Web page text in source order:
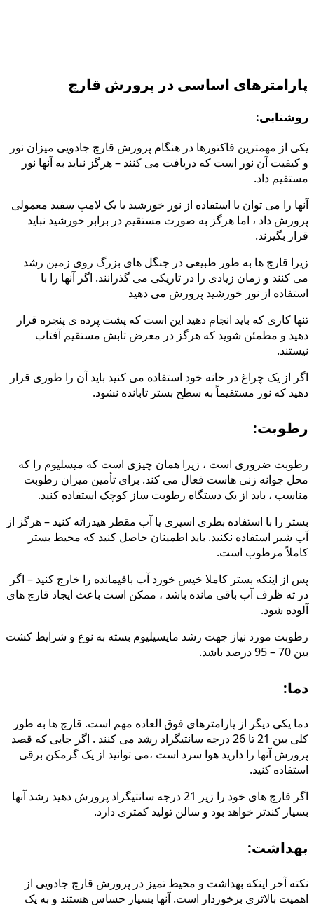
پارامترهای اساسی در پرورش قارچ
روشنایی:
یکی از مهمترین فاکتورها در هنگام پرورش قارچ جادویی میزان نور
و کیفیت آن نور است که دریافت می کنند – هرگز نباید به آنها نور
مستقیم داد.
آنها را می توان با استفاده از نور خورشید یا یک لامپ سفید معمولی
پرورش داد ، اما هرگز به صورت مستقیم در برابر خورشید نباید
قرار بگیرند.
زیرا قارچ ها به طور طبیعی در جنگل های بزرگ روی زمین رشد
می کنند و زمان زیادی را در تاریکی می گذرانند. اگر آنها را با
استفاده از نور خورشید پرورش می دهید
تنها کاری که باید انجام دهید این است که پشت پرده ی پنجره قرار
دهید و مطمئن شوید که هرگز در معرض تابش مستقیم آفتاب
نیستند.
اگر از یک چراغ در خانه خود استفاده می کنید باید آن را طوری قرار
دهید که نور مستقیماً به سطح بستر تابانده نشود.
رطوبت:
رطوبت ضروری است ، زیرا همان چیزی است که میسلیوم را که
محل جوانه زنی هاست فعال می کند. برای تأمین میزان رطوبت
مناسب ، باید از یک دستگاه رطوبت ساز کوچک استفاده کنید.
بستر را با استفاده بطری اسپری یا آب مقطر هیدراته کنید – هرگز از
آب شیر استفاده نکنید. باید اطمینان حاصل کنید که محیط بستر
کاملاً مرطوب است.
پس از اینکه بستر کاملا خیس خورد آب باقیمانده را خارج کنید – اگر
در ته ظرف آب باقی مانده باشد ، ممکن است باعث ایجاد قارچ های
آلوده شود.
رطوبت مورد نیاز جهت رشد مایسیلیوم بسته به نوع و شرایط کشت
بین 70 – 95 درصد باشد.
دما:
دما یکی دیگر از پارامترهای فوق العاده مهم است. قارچ ها به طور
کلی بین 21 تا 26 درجه سانتیگراد رشد می کنند . اگر جایی که قصد
پرورش آنها را دارید هوا سرد است ،می توانید از یک گرمکن برقی
استفاده کنید.
اگر قارچ های خود را زیر 21 درجه سانتیگراد پرورش دهید رشد آنها
بسیار کندتر خواهد بود و سالن تولید كمتری دارد.
بهداشت:
نکته آخر اینکه بهداشت و محیط تمیز در پرورش قارچ جادویی از
اهمیت بالاتری برخوردار است. آنها بسیار حساس هستند و به یک